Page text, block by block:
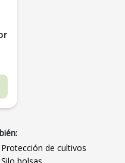
Protección de cultivos